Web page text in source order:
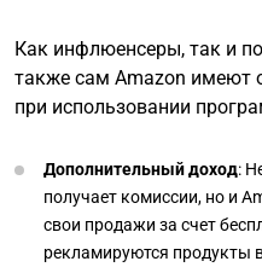
Как инфлюенсеры, так и
также сам Amazon имеют
при использовании
Дополнительный доход:
получает комиссии, но и
свои продажи за счет
рекламируются продукты